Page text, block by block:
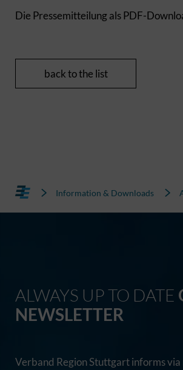
Die Pressemitteilung als PDF-
back to the list
Information & Downloads
ALWAYS UP TO DATE
NEWSLETTER
Verband Region Stuttgart informs